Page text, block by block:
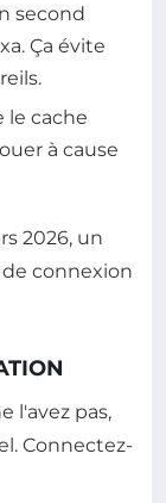
second
Ça évite
le cache
à cause
2026, un
connexion
l'avez pas,
Connectez-